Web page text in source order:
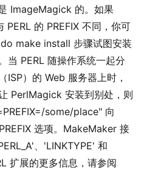
ImageMagick 的。如果
的 PREFIX 不同，你可
make install 步骤试图安装
当 PERL 随操作系统一起分
ISP）的 Web 服务器上时，
PerlMagick 安装到别处，则
some/place" 向
选项。MakeMaker 接
、'LINKTYPE' 和
扩展的更多信息，请参阅